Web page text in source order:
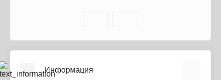
Информация